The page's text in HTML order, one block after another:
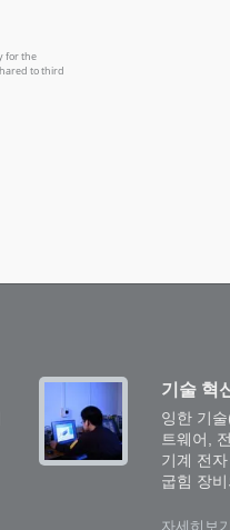
기술 혁
잉한 기
트웨어,
기계 전
굽힘 장비
자세히보기